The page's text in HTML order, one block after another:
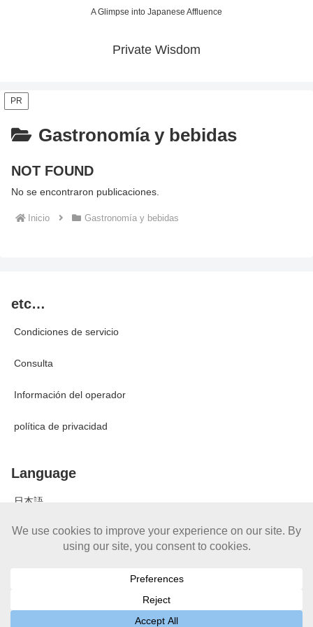
A Glimpse into Japanese Affluence
Private Wisdom
PR
Gastronomía y bebidas
NOT FOUND
No se encontraron publicaciones.
Inicio Gastronomía y bebidas
etc…
Condiciones de servicio
Consulta
Información del operador
política de privacidad
Language
日本語
English
Private Wisdom